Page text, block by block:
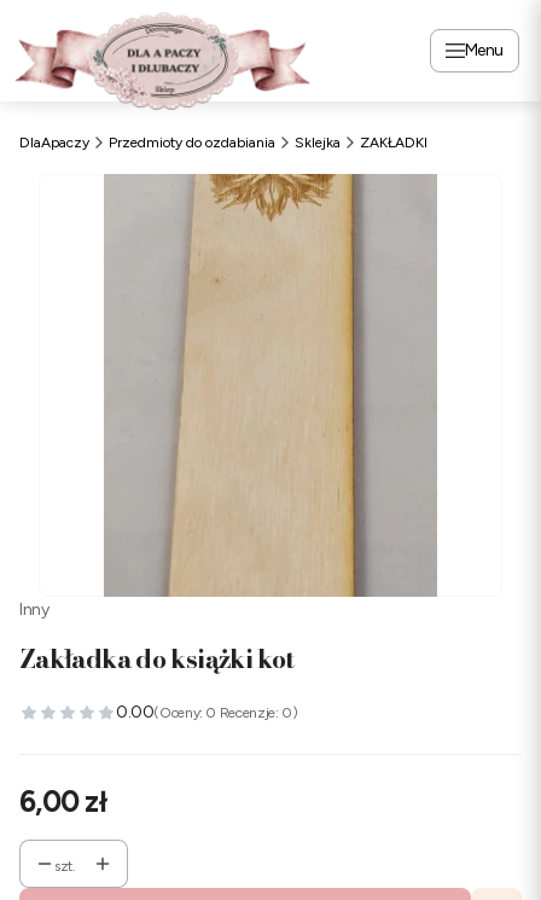
Menu
DlaApaczy Przedmioty do ozdabiania Sklejka ZAKŁADKI
Inny
Zakładka do książki kot
0.00(Oceny: 0 Recenzje: 0)
Cena
6,00 zł
szt.